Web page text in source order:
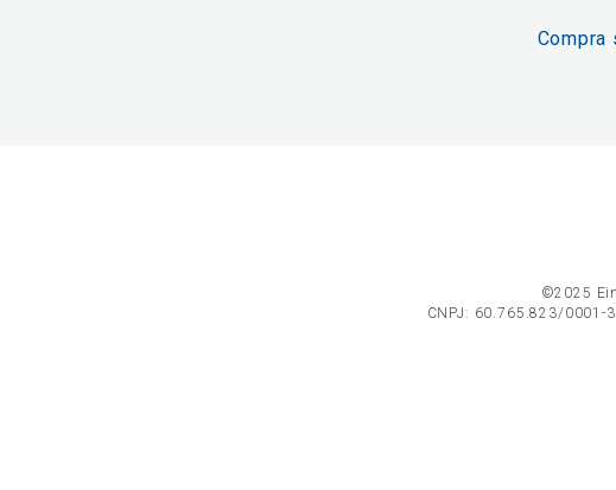
Compra
©2025
CNPJ: 60.765.823/0001-